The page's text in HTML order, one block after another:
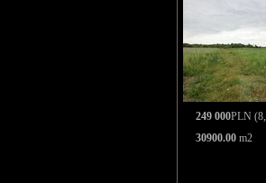
249 000PLN
30900.00 m2